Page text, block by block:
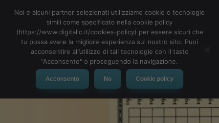
MENU
Noi e alcuni partner selezionati utilizziamo cookie o tecnologie
simili come specificato nella cookie policy
(https://www.digitalic.it/cookies-policy) per essere sicuri che
tu possa avere la migliore esperienza sul nostro sito. Puoi
acconsentire all’utilizzo di tali tecnologie con il tasto
"Acconsento" o proseguendo la navigazione.
Acconsento No Cookie policy